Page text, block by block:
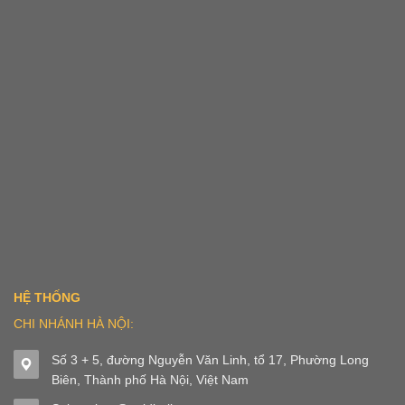
HỆ THỐNG
CHI NHÁNH HÀ NỘI:
Số 3 + 5, đường Nguyễn Văn Linh, tổ 17, Phường Long
Biên, Thành phố Hà Nội, Việt Nam